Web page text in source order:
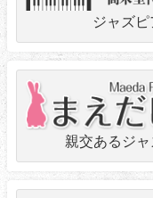
ジャズ
親交あるジ